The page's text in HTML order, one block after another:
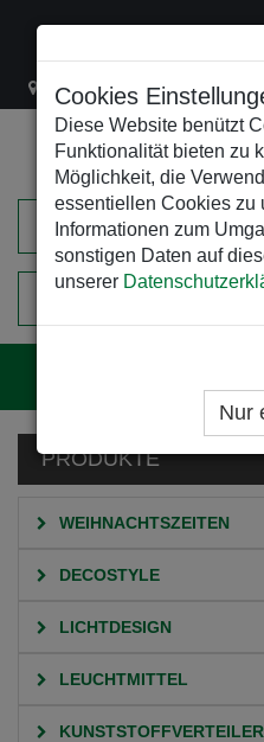
Cookies
Diese Website benützt
Funktionalität bieten zu
Möglichkeit, die
essentiellen Cookies zu
Informationen zum
sonstigen Daten auf
unserer
Nur
Lacknergasse 78 +43/
PRODUKTE
WEIHNACHTSZEITEN
DECOSTYLE
LICHTDESIGN
LEUCHTMITTEL
KUNSTSTOFFVERTEILER